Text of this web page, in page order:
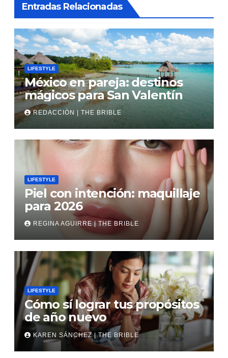
Entradas Relacionadas
LIFESTYLE
México en pareja: destinos
mágicos para San Valentín
REDACCIÓN | THE BRIBLE
LIFESTYLE
Piel con intención: maquillaje
para 2026
REGINA AGUIRRE | THE BRIBLE
LIFESTYLE
Cómo sí lograr tus propósitos
de año nuevo
KAREN SÁNCHEZ | THE BRIBLE